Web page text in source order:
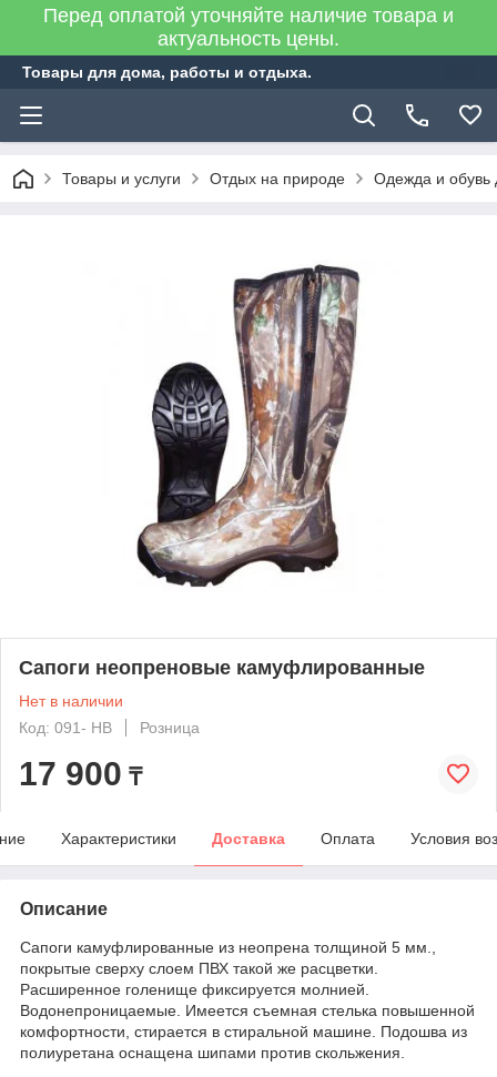
Перед оплатой уточняйте наличие товара и
актуальность цены.
Товары для дома, работы и отдыха.
Товары и услуги Отдых на природе Одежда и обувь
Сапоги неопреновые камуфлированные
Нет в наличии
Код: 091- HB
Розница
17 900 ₸
Характеристики Доставка Оплата Условия
Описание
Сапоги камуфлированные из неопрена толщиной 5 мм.,
покрытые сверху слоем ПВХ такой же расцветки.
Расширенное голенище фиксируется молнией.
Водонепроницаемые. Имеется съемная стелька повышенной
комфортности, стирается в стиральной машине. Подошва из
полиуретана оснащена шипами против скольжения.